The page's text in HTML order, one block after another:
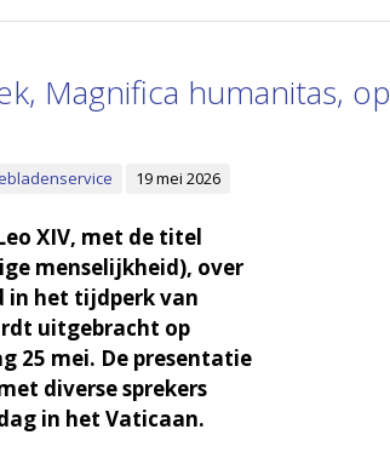
Magnifica humanitas, op
19 mei 2026
XIV, met de titel
menselijkheid), over
in het tijdperk van
uitgebracht op
25 mei. De presentatie
diverse sprekers
in het Vaticaan.